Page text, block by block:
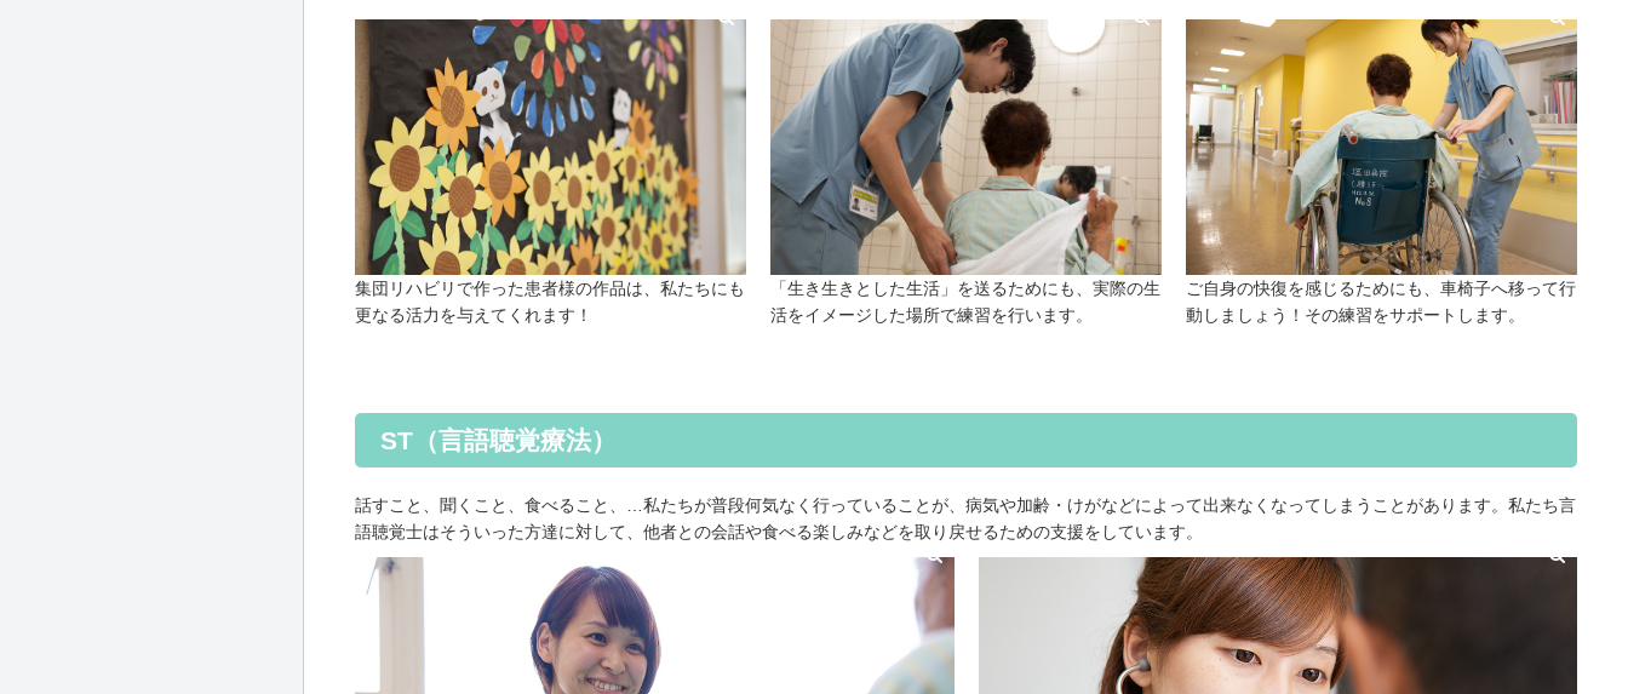
集団リハビリで作った患者様の作品は、私たちにも
更なる活力を与えてくれます！
「生き生きとした生活」を送るためにも、実際の生
活をイメージした場所で練習を行います。
ご自身の快復を感じるためにも、車椅子へ移って行
動しましょう！その練習をサポートします。
ST（言語聴覚療法）
話すこと、聞くこと、食べること、…私たちが普段何気なく行っていることが、病気や加齢・けがなどによって出来なくなってしまうことがあります。私たち言
語聴覚士はそういった方達に対して、他者との会話や食べる楽しみなどを取り戻せるための支援をしています。